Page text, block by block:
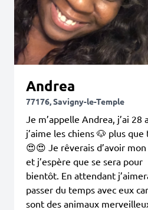
Andrea
77176, Savigny-le-Temple
Je m’appelle Andrea, j’ai 28
j’aime les chiens 🐶 plus
😍😍 Je rêverais d’avoir
et j’espère que se sera pour
bientôt. En attendant
passer du temps avec eux
sont des animaux